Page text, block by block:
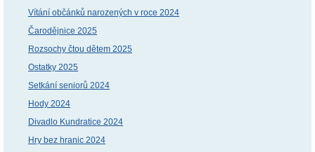
Vítání občánků narozených v roce 2024
Čarodějnice 2025
Rozsochy čtou dětem 2025
Ostatky 2025
Setkání seniorů 2024
Hody 2024
Divadlo Kundratice 2024
Hry bez hranic 2024